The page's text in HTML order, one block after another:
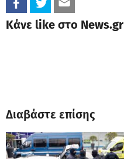
Κάνε like στο News.gr
Διαβάστε επίσης